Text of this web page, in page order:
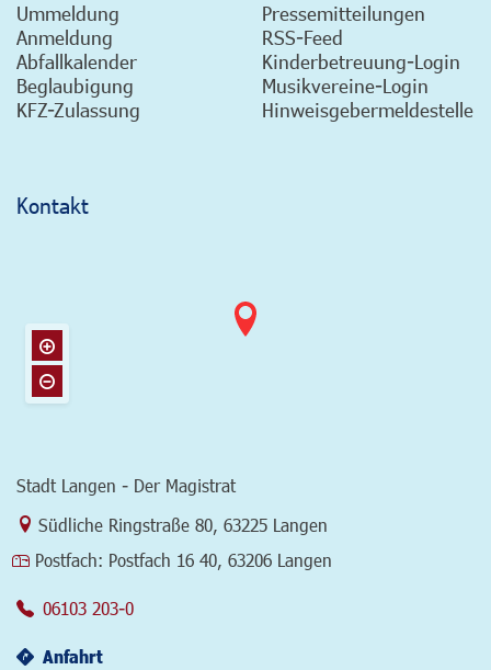
Ummeldung
Anmeldung
Abfallkalender
Beglaubigung
KFZ-Zulassung
Pressemitteilungen
RSS-Feed
Kinderbetreuung-Login
Musikvereine-Login
Hinweisgebermeldestelle
Kontakt
Stadt Langen - Der Magistrat
Link zur Google-Maps Navigation
Südliche Ringstraße 80, 63225 Langen
Postfach: Postfach 16 40, 63206 Langen
06103 203-0
Anfahrt